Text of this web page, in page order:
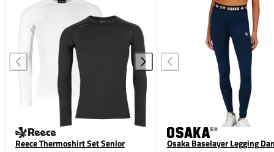
Reece Thermoshirt Set Senior Osaka Baselayer Legging